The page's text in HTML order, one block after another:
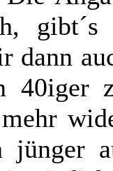
dann
40iger
jünger